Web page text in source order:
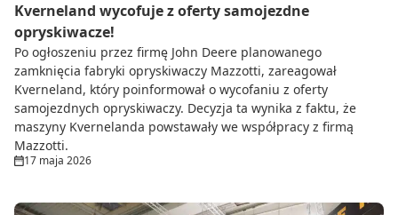
Kverneland wycofuje z oferty samojezdne
opryskiwacze!
Po ogłoszeniu przez firmę John Deere planowanego
zamknięcia fabryki opryskiwaczy Mazzotti, zareagował
Kverneland, który poinformował o wycofaniu z oferty
samojezdnych opryskiwaczy. Decyzja ta wynika z faktu, że
maszyny Kvernelanda powstawały we współpracy z firmą
Mazzotti.
17 maja 2026